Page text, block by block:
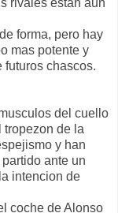
rivales estan aun
forma, pero hay
mas potente y
futuros chascos.
del cuello
tropezon de la
y han
ante un
intencion de
coche de Alonso